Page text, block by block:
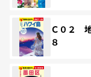
Ｃ０２
８